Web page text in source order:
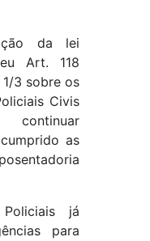
da lei
Art. 118
3 sobre os
Civis
as
já
para